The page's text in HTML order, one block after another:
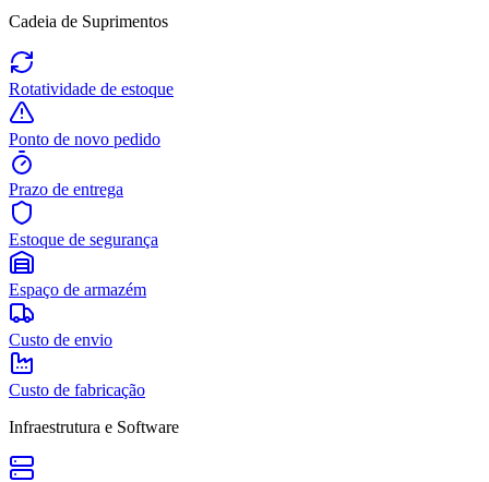
Cadeia de Suprimentos
Rotatividade de estoque
Ponto de novo pedido
Prazo de entrega
Estoque de segurança
Espaço de armazém
Custo de envio
Custo de fabricação
Infraestrutura e Software